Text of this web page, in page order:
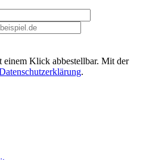
einem Klick abbestellbar. Mit der
.